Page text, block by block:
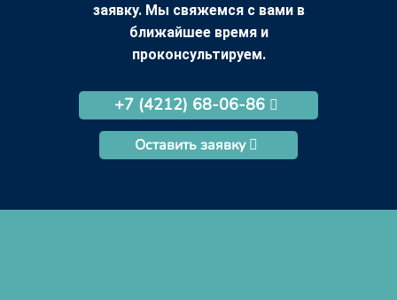
заявку. Мы свяжемся с вами в
ближайшее время и
проконсультируем.
+7 (4212) 68-06-86
Оставить заявку